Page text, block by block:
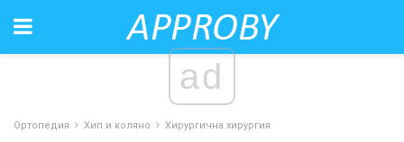
ad
Ортопедия Хип и коляно Хирургична хирургия